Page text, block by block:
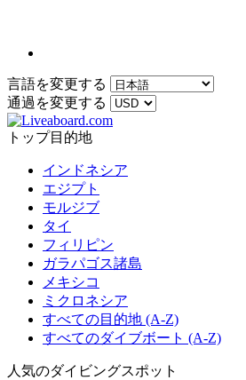
言語を変更する
通過を変更する
トップ目的地
インドネシア
エジプト
モルジブ
タイ
フィリピン
ガラパゴス諸島
メキシコ
ミクロネシア
すべての目的地 (A-Z)
すべてのダイブボート (A-Z)
人気のダイビングスポット